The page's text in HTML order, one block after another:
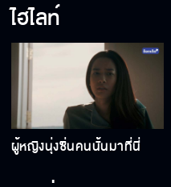
ไฮไลท์
ผู้หญิงนุ่งซิ่นคนนั้นมาที่นี่